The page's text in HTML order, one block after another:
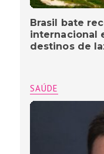
Brasil bate
internacional
destinos de
SAÚDE